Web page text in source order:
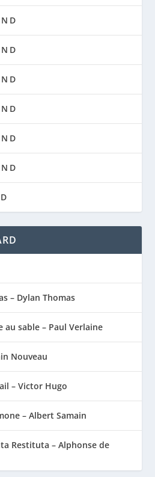
N D
N D
N D
N D
N D
N D
D
– Dylan Thomas
au sable – Paul Verlaine
Nouveau
– Victor Hugo
– Albert Samain
Restituta – Alphonse de